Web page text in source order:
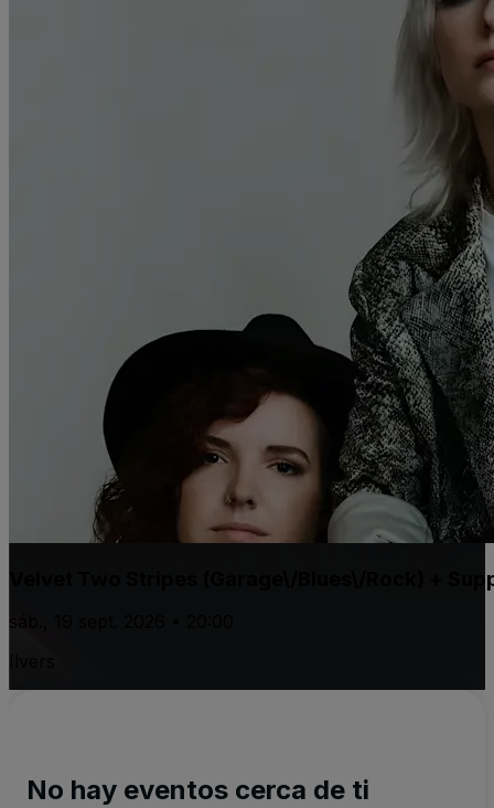
Velvet Two Stripes (Garage\/Blues\/Rock) +
sáb., 19 sept. 2026 • 20:00
No hay eventos cerca de ti